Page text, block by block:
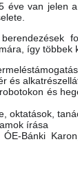
éve van jelen
így többek
és
és
oktatások,
írása
Bánki